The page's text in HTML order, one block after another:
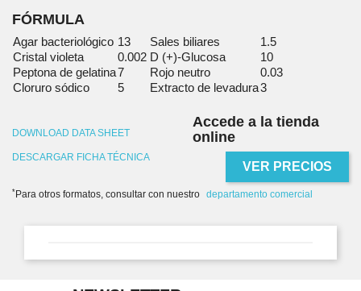
FÓRMULA
Agar bacteriológico 13 Sales biliares
1.5
Cristal violeta
0.002 D (+)-Glucosa
10
Peptona de gelatina7 Rojo neutro
0.03
Cloruro sódico
5 Extracto de levadura3
DOWNLOAD DATA SHEET
DESCARGAR FICHA TÉCNICA
Accede a la tienda
online
VER PRECIOS
* Para otros formatos, consultar con nuestro departamento comercial